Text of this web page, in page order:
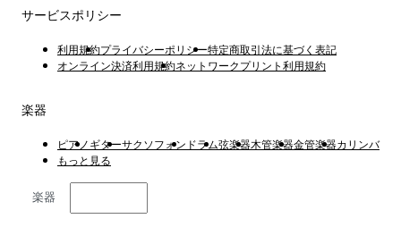
サービスポリシー
利用規約プライバシーポリシー特定商取引法に基づく表記
オンライン決済利用規約ネットワークプリント利用規約
楽器
ピアノ ギターサクソフォン ドラム弦楽器木管楽器金管楽器カリンバ
もっと見る
楽器